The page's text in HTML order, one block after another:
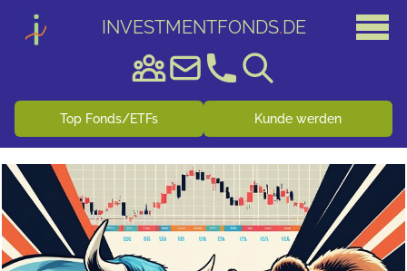
INVESTMENTFONDS.DE
Top Fonds/ETFs Kunde werden